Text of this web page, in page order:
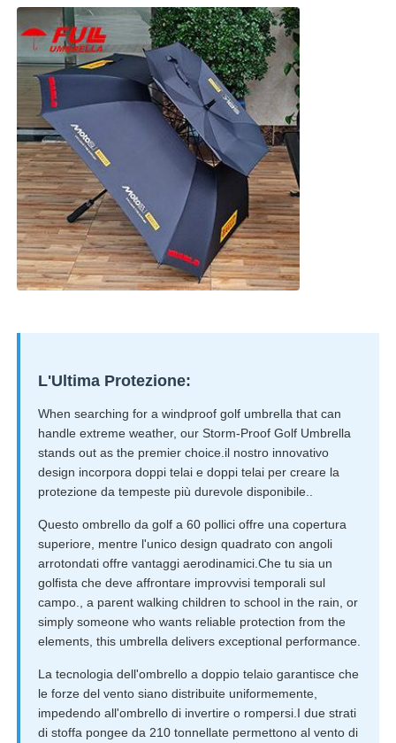
L'Ultima Protezione:
When searching for a windproof golf umbrella that can
handle extreme weather, our Storm-Proof Golf Umbrella
stands out as the premier choice.il nostro innovativo
design incorpora doppi telai e doppi telai per creare la
protezione da tempeste più durevole disponibile..
Questo ombrello da golf a 60 pollici offre una copertura
superiore, mentre l'unico design quadrato con angoli
arrotondati offre vantaggi aerodinamici.Che tu sia un
golfista che deve affrontare improvvisi temporali sul
campo., a parent walking children to school in the rain, or
simply someone who wants reliable protection from the
elements, this umbrella delivers exceptional performance.
La tecnologia dell'ombrello a doppio telaio garantisce che
le forze del vento siano distribuite uniformemente,
impedendo all'ombrello di invertire o rompersi.I due strati
di stoffa pongee da 210 tonnellate permettono al vento di